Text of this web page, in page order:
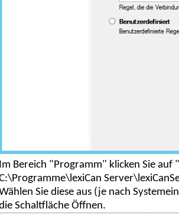
Im Bereich "Programm" klicken Sie
Sie diese aus (je nach
Schaltfläche Öffnen.